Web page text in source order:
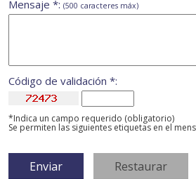
Mensaje *: (500 caracteres máx)
Código de validación *:
*Indica un campo requerido (obligatorio)
Se permiten las siguientes etiquetas en el